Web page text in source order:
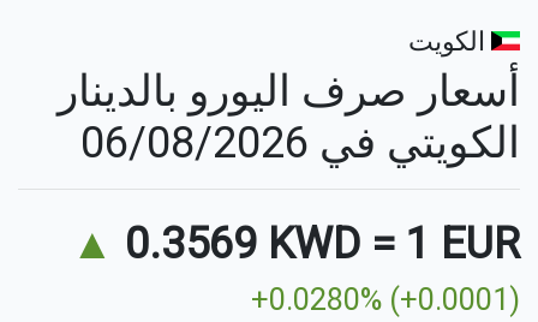
الكويت
أسعار صرف اليورو بالدينار
الكويتي في 06/08/2026
1 EUR
=
0.3569 KWD
▲
+0.0280% (+0.0001)